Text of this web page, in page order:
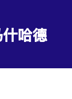
哈德